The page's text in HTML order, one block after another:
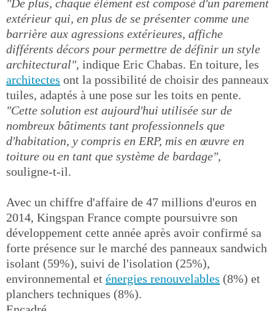
"De plus, chaque élément est composé d'un parement
extérieur qui, en plus de se présenter comme une
barrière aux agressions extérieures, affiche
différents décors pour permettre de définir un style
architectural", indique Eric Chabas. En toiture, les
architectes ont la possibilité de choisir des panneaux
tuiles, adaptés à une pose sur les toits en pente.
"Cette solution est aujourd'hui utilisée sur de
nombreux bâtiments tant professionnels que
d'habitation, y compris en ERP, mis en œuvre en
toiture ou en tant que système de bardage",
souligne-t-il.
Avec un chiffre d'affaire de 47 millions d'euros en
2014, Kingspan France compte poursuivre son
développement cette année après avoir confirmé sa
forte présence sur le marché des panneaux sandwich
isolant (59%), suivi de l'isolation (25%),
environnemental et énergies renouvelables (8%) et
planchers techniques (8%).